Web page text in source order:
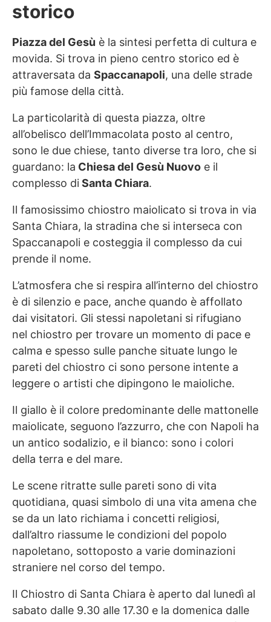
storico
Piazza del Gesù è la sintesi perfetta di cultura e
movida. Si trova in pieno centro storico ed è
attraversata da Spaccanapoli, una delle strade
più famose della città.
La particolarità di questa piazza, oltre
all’obelisco dell’Immacolata posto al centro,
sono le due chiese, tanto diverse tra loro, che si
guardano: la Chiesa del Gesù Nuovo e il
complesso di Santa Chiara.
Il famosissimo chiostro maiolicato si trova in via
Santa Chiara, la stradina che si interseca con
Spaccanapoli e costeggia il complesso da cui
prende il nome.
L’atmosfera che si respira all’interno del chiostro
è di silenzio e pace, anche quando è affollato
dai visitatori. Gli stessi napoletani si rifugiano
nel chiostro per trovare un momento di pace e
calma e spesso sulle panche situate lungo le
pareti del chiostro ci sono persone intente a
leggere o artisti che dipingono le maioliche.
Il giallo è il colore predominante delle mattonelle
maiolicate, seguono l’azzurro, che con Napoli ha
un antico sodalizio, e il bianco: sono i colori
della terra e del mare.
Le scene ritratte sulle pareti sono di vita
quotidiana, quasi simbolo di una vita amena che
se da un lato richiama i concetti religiosi,
dall’altro riassume le condizioni del popolo
napoletano, sottoposto a varie dominazioni
straniere nel corso del tempo.
Il Chiostro di Santa Chiara è aperto dal lunedì al
sabato dalle 9.30 alle 17.30 e la domenica dalle